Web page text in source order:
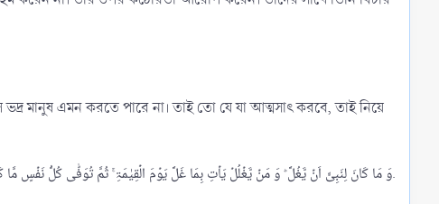
ভদ্র মানুষ এমন করতে পারে না। তাই তো যে যা আত্মসাৎ করবে, তাই নিয়ে
وَ مَا کَانَ لِنَبِیٍّ اَنۡ یَّغُلَّ ؕ وَ مَنۡ یَّغۡلُلۡ یَاۡتِ بِمَا غَلَّ یَوۡمَ الۡقِیٰمَۃِ ۚ ثُمَّ تُوَفّٰی کُلُّ نَفۡسٍ مَّا کَسَبَتۡ وَ ہُمۡ لَا یُظۡلَمُوۡنَ.​